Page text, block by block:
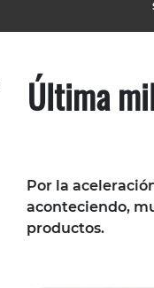
Última
Por la
aconteciendo,
productos.